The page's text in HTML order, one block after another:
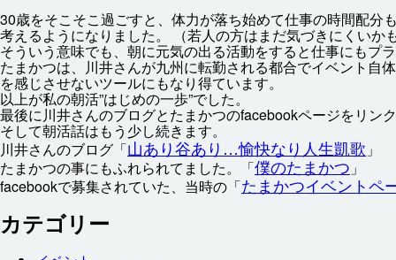
30歳をそこそこ過ごすと、 体力が落ち始めて仕事の時間配分
考えるようになりました。 （若人の方はまだ気づきにくいか
そういう意味でも、 朝に元気の出る活動をすると仕事にもプ
たまかつは、 川井さんが九州に転勤される都合でイベント 自体
を感じさせないツールにもなり得ています。
以上が私の朝活”はじめの一歩”でした。
最後に 川井さんのブログとたまかつのfacebookページをリン
そして朝活話はもう 少し続きます。
川井さんのブログ「山あり谷あり…愉快なり 人生凱歌 」
たまかつの事にもふれられてました。「僕のたまかつ 」
facebookで募集されていた、 当時の「たまかつイベントペ
カテゴリー